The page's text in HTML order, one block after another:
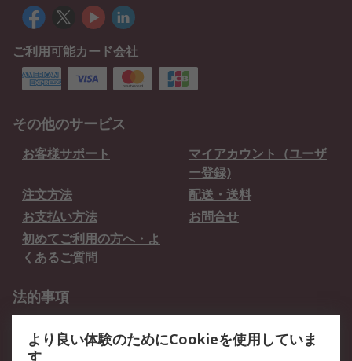
ご利用可能カード会社
その他のサービス
お客様サポート
マイアカウント（ユーザ
ー登録)
注文方法
配送・送料
お支払い方法
お問合せ
初めてご利用の方へ・よ
くあるご質問
法的事項
クッキーポリシー
より良い体験のためにCookieを使用していま
す